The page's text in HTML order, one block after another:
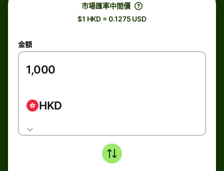
市場匯率中間價
$1 HKD = 0.1275 USD
金額
HKD